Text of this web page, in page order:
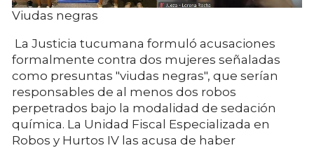
Viudas negras
La Justicia tucumana formuló acusaciones
formalmente contra dos mujeres señaladas
como presuntas "viudas negras", que serían
responsables de al menos dos robos
perpetrados bajo la modalidad de sedación
química. La Unidad Fiscal Especializada en
Robos y Hurtos IV las acusa de haber